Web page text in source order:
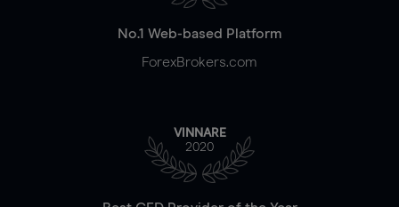
No.1 Web-based Platform
ForexBrokers.com
VINNARE
2020